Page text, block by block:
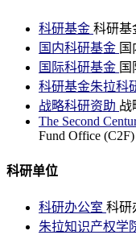
科研基金 科研基
国内科研基金
国际科研基金
科研基金朱拉科
战略科研资助 战
The Second
Fund Office (C2F)
科研单位
科研办公室 科研
朱拉知识产权学